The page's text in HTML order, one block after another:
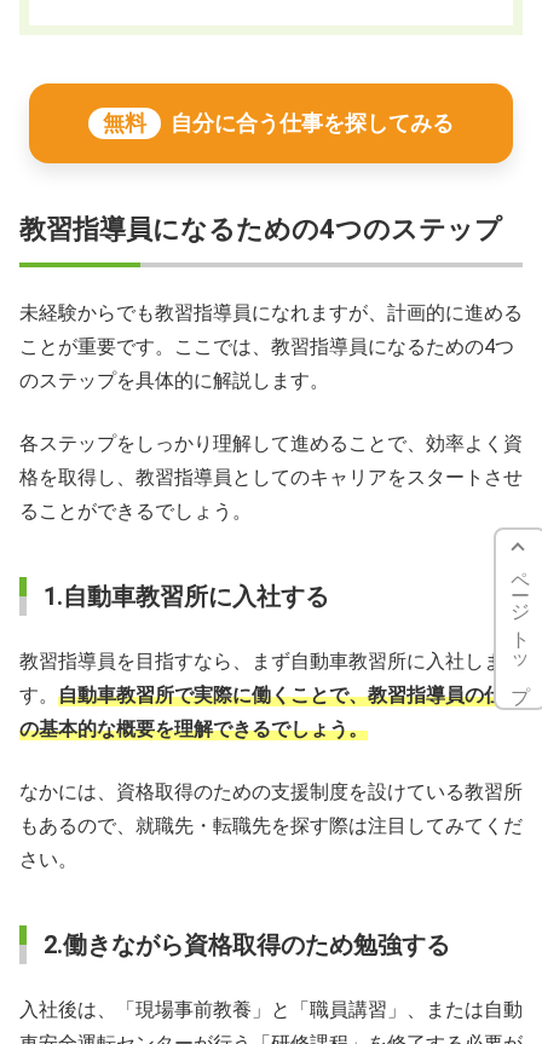
無料 自分に合う仕事を探してみる
教習指導員になるための4つのステップ
未経験からでも教習指導員になれますが、計画的に進める
ことが重要です。ここでは、教習指導員になるための4つ
のステップを具体的に解説します。
各ステップをしっかり理解して進めることで、効率よく資
格を取得し、教習指導員としてのキャリアをスタートさせ
ることができるでしょう。
1.自動車教習所に入社する
教習指導員を目指すなら、まず自動車教習所に入社しま
す。 自動車教習所で実際に働くことで、教習指導員の仕事
の基本的な概要を理解できるでしょう。
なかには、資格取得のための支援制度を設けている教習所
もあるので、就職先・転職先を探す際は注目してみてくだ
さい。
2.働きながら資格取得のため勉強する
入社後は、「現場事前教養」と「職員講習」、または自動
ページトップ